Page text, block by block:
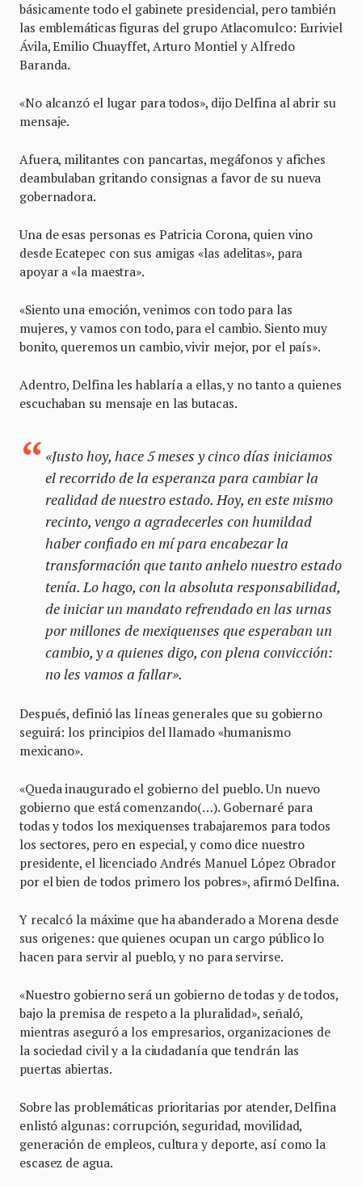
básicamente todo el gabinete presidencial, pero también
las emblemáticas figuras del grupo Atlacomulco: Euriviel
Ávila, Emilio Chuayffet, Arturo Montiel y Alfredo
Baranda.
«No alcanzó el lugar para todos», dijo Delfina al abrir su
mensaje.
Afuera, militantes con pancartas, megáfonos y afiches
deambulaban gritando consignas a favor de su nueva
gobernadora.
Una de esas personas es Patricia Corona, quien vino
desde Ecatepec con sus amigas «las adelitas», para
apoyar a «la maestra».
«Siento una emoción, venimos con todo para las
mujeres, y vamos con todo, para el cambio. Siento muy
bonito, queremos un cambio, vivir mejor, por el país».
Adentro, Delfina les hablaría a ellas, y no tanto a quienes
escuchaban su mensaje en las butacas.
«Justo hoy, hace 5 meses y cinco días iniciamos
el recorrido de la esperanza para cambiar la
realidad de nuestro estado. Hoy, en este mismo
recinto, vengo a agradecerles con humildad
haber confiado en mí para encabezar la
transformación que tanto anhelo nuestro estado
tenía. Lo hago, con la absoluta responsabilidad,
de iniciar un mandato refrendado en las urnas
por millones de mexiquenses que esperaban un
cambio, y a quienes digo, con plena convicción:
no les vamos a fallar».
Después, definió las líneas generales que su gobierno
seguirá: los principios del llamado «humanismo
mexicano».
«Queda inaugurado el gobierno del pueblo. Un nuevo
gobierno que está comenzando(…). Gobernaré para
todas y todos los mexiquenses trabajaremos para todos
los sectores, pero en especial, y como dice nuestro
presidente, el licenciado Andrés Manuel López Obrador
por el bien de todos primero los pobres», afirmó Delfina.
Y recalcó la máxime que ha abanderado a Morena desde
sus origenes: que quienes ocupan un cargo público lo
hacen para servir al pueblo, y no para servirse.
«Nuestro gobierno será un gobierno de todas y de todos,
bajo la premisa de respeto a la pluralidad», señaló,
mientras aseguró a los empresarios, organizaciones de
la sociedad civil y a la ciudadanía que tendrán las
puertas abiertas.
Sobre las problemáticas prioritarias por atender, Delfina
enlistó algunas: corrupción, seguridad, movilidad,
generación de empleos, cultura y deporte, así como la
escasez de agua.